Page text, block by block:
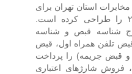
سامانه ۲۰۰ : شرکت مخابرات استان تهران برای
راحتی شهروندان تهرانی سامانه ۲۰۰ را طراحی کرده است.
شماره گیری ۲۰۰ و درج شناسه قبص و شناسه
تلفن همراه اول، قبض
و قبض جریمه) را پرداخت
فروش شارژهای اعتباری